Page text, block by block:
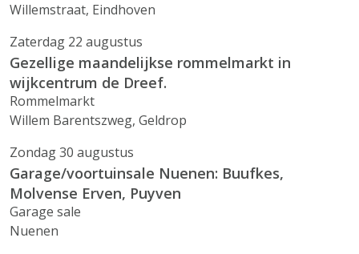
Willemstraat, Eindhoven
Zaterdag 22 augustus
Gezellige maandelijkse rommelmarkt in
wijkcentrum de Dreef.
Rommelmarkt
Willem Barentszweg, Geldrop
Zondag 30 augustus
Garage/voortuinsale Nuenen: Buufkes,
Molvense Erven, Puyven
Garage sale
Nuenen